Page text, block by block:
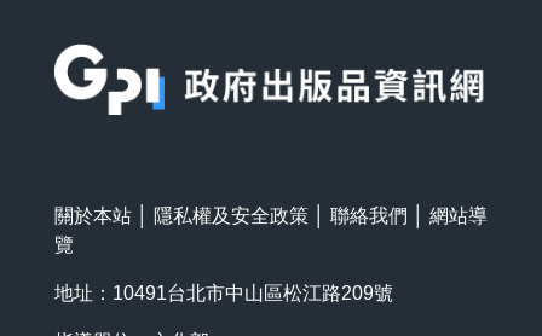
關於本站 隱私權及安全政策 聯絡我們
網站導
覽
地址：10491台北市中山區松江路209號